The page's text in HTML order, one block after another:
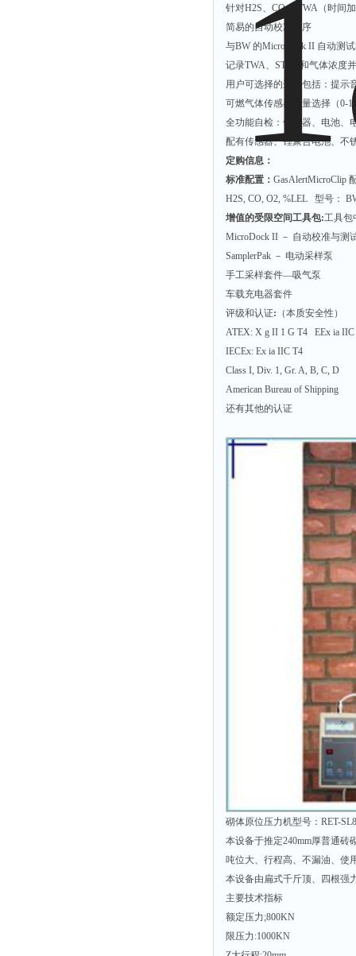
针对H2S、CO 的TWA（时间
简易的自动校准程序
与BW 的MicroDock II 自动测
记录TWA、STEL 和气体浓度
用户可选择的选项包括：提示
可燃气体传感器测量选择（0-
全功能自检：传感器、电池、
配有传感器、锂聚合电池、不
定购信息：
标准配置： GasAlertMicroClip
H2S, CO, O2, %LEL 型号：
增值的受限空间工具包:工具包
MicroDock II － 自动校准与测
SamplerPak － 电动采样泵
手工采样套件—吸气泵
车载充电器套件
评级和认证: （本质安全性）
ATEX: X g II 1 G T4 EEx ia IIC
IECEx: Ex ia IIC T4
Class I, Div. 1, Gr. A, B, C, D
American Bureau of Shipping
还有其他的认证
砌体原位压力机型号：RET-
本设备于推定240mm厚普通
吨位大、行程高、不漏油、使
本设备由扁式千斤顶、四根强
主要技术指标
额定压力;800KN
限压力:1000KN